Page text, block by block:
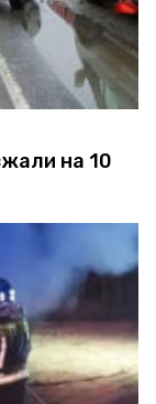
на 10